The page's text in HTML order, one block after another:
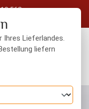
563
Ihres Lieferlandes.
liefern